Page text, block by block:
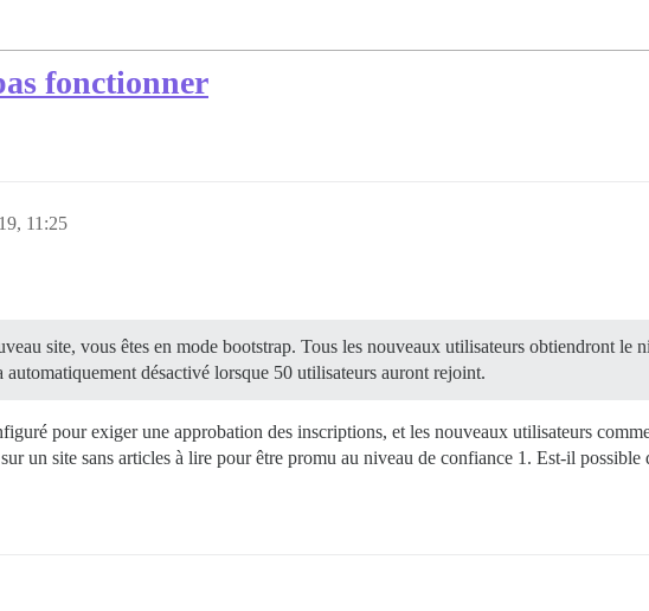
fonctionner
11:25
site, vous êtes en mode bootstrap. Tous les nouveaux utilisateurs obtiendront le
désactivé lorsque 50 utilisateurs auront rejoint.
pour exiger une approbation des inscriptions, et les nouveaux utilisateurs
un site sans articles à lire pour être promu au niveau de confiance 1. Est-il